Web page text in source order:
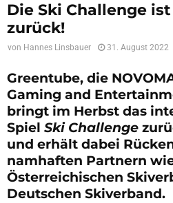
Die Ski Challenge
zurück!
von Hannes Linsbauer 31. August 2022
Greentube, die
Gaming and
bringt im Herbst das
Spiel Ski Challenge
und erhält dabei
namhaften Partnern
Österreichischen
Deutschen Skiverband.